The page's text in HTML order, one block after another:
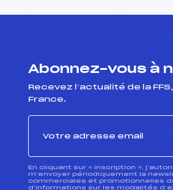
Abonnez-vous à
Recevez l’actualité de la
France.
En cliquant sur « inscription »,
m’envoyer périodiquement la
commerciales et promotionnelles
d’informations sur les modalités